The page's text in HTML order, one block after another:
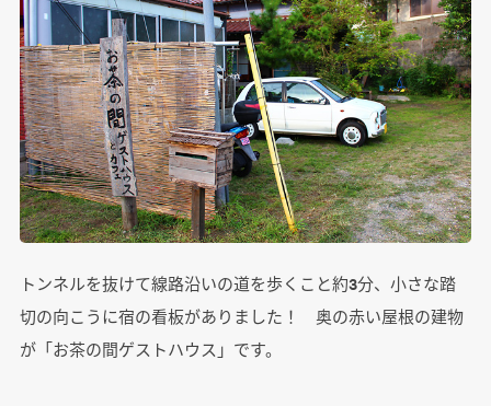
トンネルを抜けて線路沿いの道を歩くこと約3分、小さな踏
切の向こうに宿の看板がありました！ 奥の赤い屋根の建物
が「お茶の間ゲストハウス」です。